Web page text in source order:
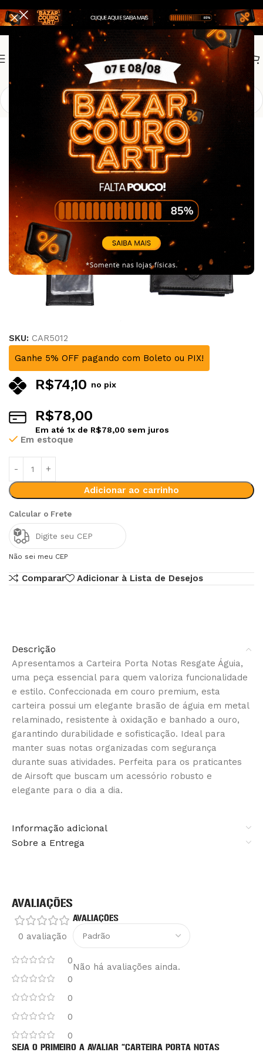
Acessorios Carteiras
Carteira Porta Notas Resgate Águia –
SKU: CAR5012
Ganhe 5% OFF pagando com Boleto ou PIX!
R$74,10 no pix
R$78,00
Em até 1x de R$78,00 sem juros
Em estoque
Adicionar ao carrinho
Calcular o Frete
Não sei meu CEP
Alternative:
Comparar Adicionar à Lista de Desejos
Descrição
Apresentamos a Carteira Porta Notas Resgate Águia,
uma peça essencial para quem valoriza funcionalidade
e estilo. Confeccionada em couro premium, esta
carteira possui um elegante brasão de águia em metal
relaminado, resistente à oxidação e banhado a ouro,
garantindo durabilidade e sofisticação. Ideal para
manter suas notas organizadas com segurança
durante suas atividades. Perfeita para os praticantes
de Airsoft que buscam um acessório robusto e
elegante para o dia a dia.
Informação adicional
Sobre a Entrega
AVALIAÇÕES
0 avaliação
0
0
0
0
0
AVALIAÇÕES
Não há avaliações ainda.
SEJA O PRIMEIRO A AVALIAR “CARTEIRA PORTA NOTAS